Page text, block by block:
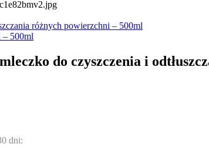
różnych powierzchni – 500ml
– 500ml
do czyszczenia i
dni: